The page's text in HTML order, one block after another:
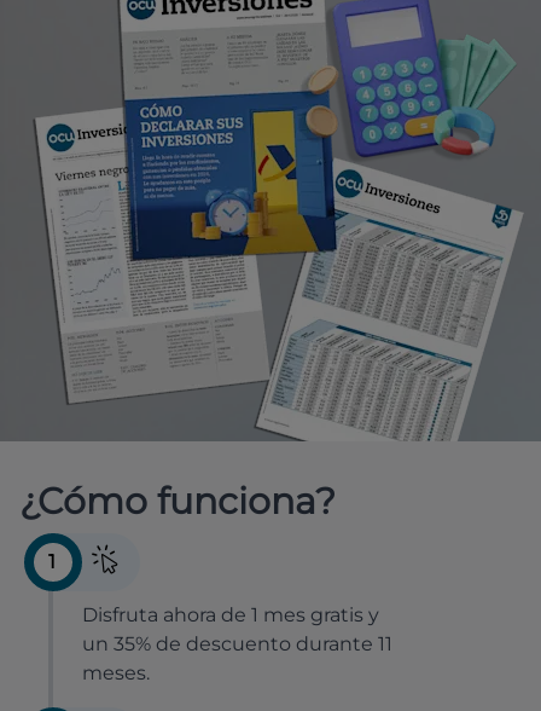
¿Cómo funciona?
1
Disfruta ahora de 1 mes gratis y
un 35% de descuento durante 11
meses.